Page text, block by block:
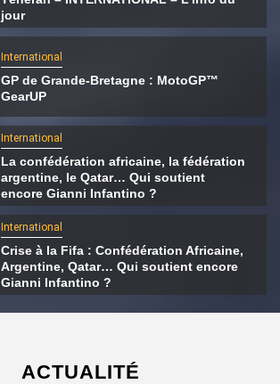
jour
International
GP de Grande-Bretagne : MotoGP™
GearUP
International
La confédération africaine, la fédération
argentine, le Qatar… Qui soutient
encore Gianni Infantino ?
International
Crise à la Fifa : Confédération Africaine,
Argentine, Qatar… Qui soutient encore
Gianni Infantino ?
ACTUALITÉ